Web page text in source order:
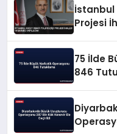
İstanbul
Projesi
75 İlde
846